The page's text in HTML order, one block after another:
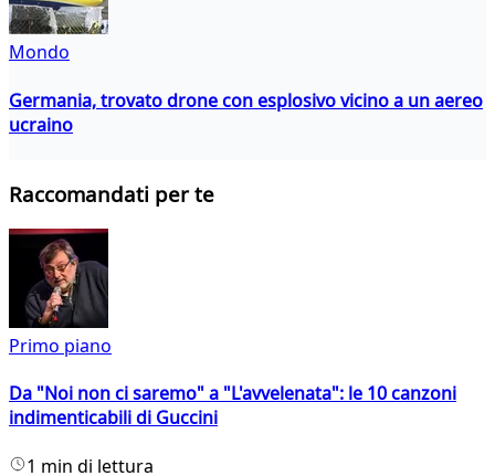
Mondo
Germania, trovato drone con esplosivo vicino a un aereo
ucraino
Raccomandati per te
Primo piano
Da "Noi non ci saremo" a "L'avvelenata": le 10 canzoni
indimenticabili di Guccini
1 min di lettura